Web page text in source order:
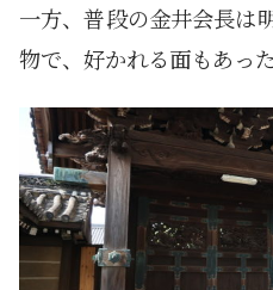
一方、普段の金井会長は
物で、好かれる面もあった